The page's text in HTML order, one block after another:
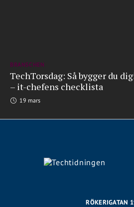
BRANSCHEN
TechTorsdag: Så bygger du
– it-chefens checklista
19 mars
RÖKERIGATAN